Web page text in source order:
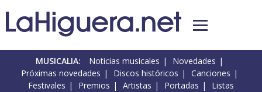
MUSICALIA: Noticias musicales
Novedades
Próximas novedades
Discos históricos
Canciones
Festivales
Premios Artistas Portadas Listas